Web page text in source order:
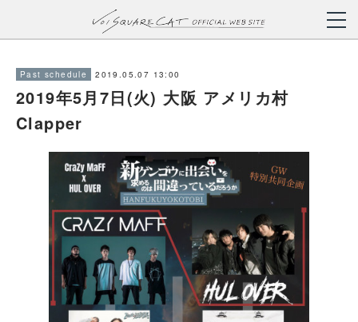
Past schedule 2019.05.07 13:00
2019年5月7日(火) 大阪 アメリカ村
Clapper